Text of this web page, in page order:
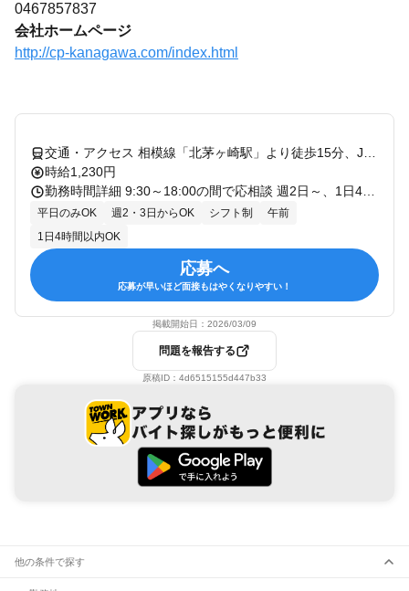
0467857837
会社ホームページ
http://cp-kanagawa.com/index.html
時給1,230円
平日のみOK 週2・3日からOK シフト制
午前
1日4時間以内OK
応募へ
応募が早いほど面接もはやくなりやすい！
掲載開始日： 2026/03/09
問題を報告する
原稿ID： 4d6515155d447b33
他の条件で探す